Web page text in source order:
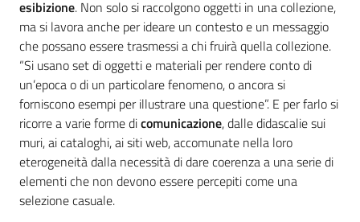
esibizione. Non solo si raccolgono oggetti in una collezione,
ma si lavora anche per ideare un contesto e un messaggio
che possano essere trasmessi a chi fruirà quella collezione.
“Si usano set di oggetti e materiali per rendere conto di
un’epoca o di un particolare fenomeno, o ancora si
forniscono esempi per illustrare una questione”. E per farlo si
ricorre a varie forme dicomunicazione, dalle didascalie sui
muri, ai cataloghi, ai siti web, accomunate nella loro
eterogeneità dalla necessità di dare coerenza a una serie di
elementi che non devono essere percepiti come una
selezione casuale.